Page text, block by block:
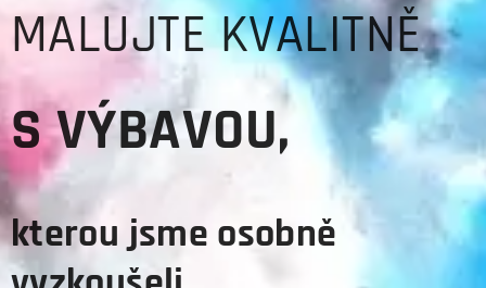
MALUJTE KVALITNĚ
S VÝBAVOU,
kterou jsme osobně